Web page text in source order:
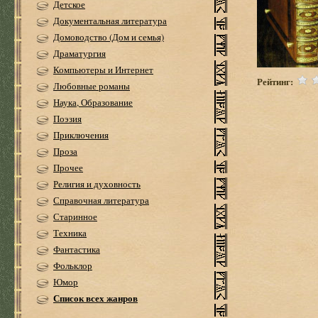
Детское
Документальная литература
Домоводство (Дом и семья)
Драматургия
Компьютеры и Интернет
Любовные романы
Наука, Образование
Поэзия
Приключения
Проза
Прочее
Религия и духовность
Справочная литература
Старинное
Техника
Фантастика
Фольклор
Юмор
Список всех жанров
Рейтинг: